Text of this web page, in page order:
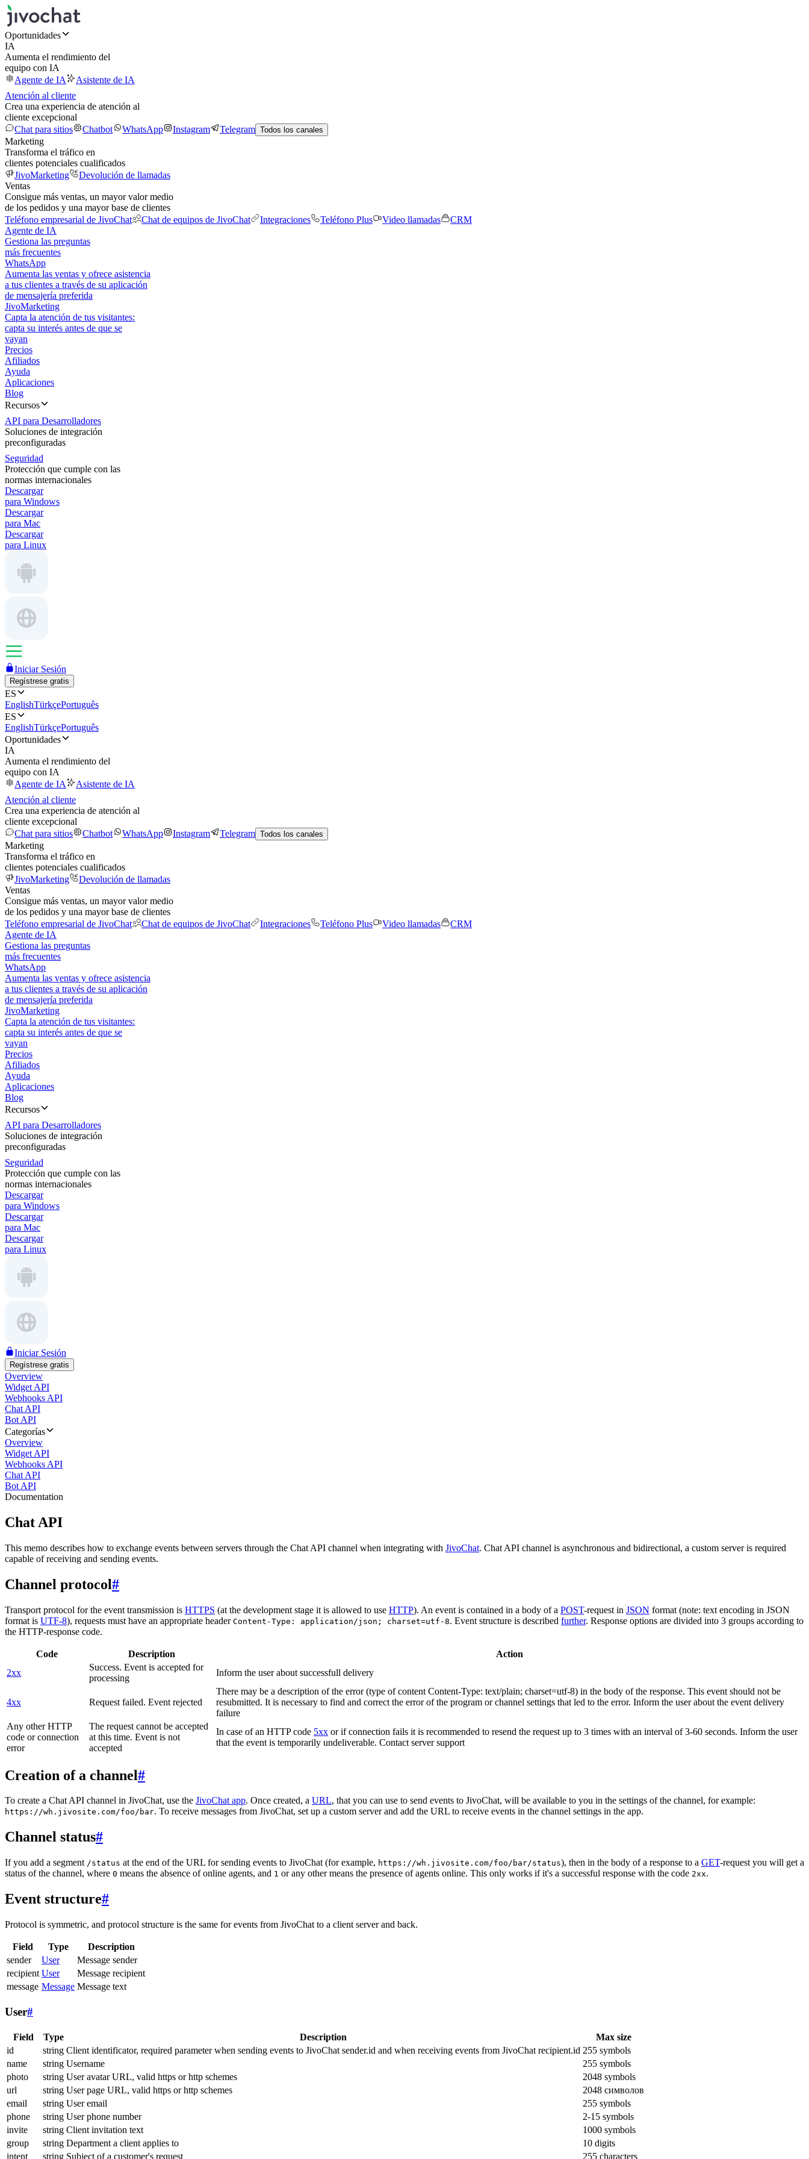
Oportunidades
IA
Aumenta el rendimiento del
equipo con IA
Agente de IA
Asistente de IA
Atención al cliente
Crea una experiencia de atención al
cliente excepcional
Chat para sitios
Chatbot WhatsApp Instagram Telegram Todos los canales
Marketing
Transforma el tráfico en
clientes potenciales cualificados
JivoMarketing
Devolución de llamadas
Ventas
Consigue más ventas, un mayor valor medio
de los pedidos y una mayor base de clientes
Teléfono empresarial de JivoChat
Chat de equipos de JivoChat Integraciones Teléfono Plus Video llamadas
CRM
Agente de IA
Gestiona las preguntas
más frecuentes
WhatsApp
Aumenta las ventas y ofrece asistencia
a tus clientes a través de su aplicación
de mensajería preferida
JivoMarketing
Capta la atención de tus visitantes:
capta su interés antes de que se
vayan
Precios
Afiliados
Ayuda
Aplicaciones
Blog
Recursos
API para Desarrolladores
Soluciones de integración
preconfiguradas
Seguridad
Protección que cumple con las
normas internacionales
Descargar
para Windows
Descargar
para Mac
Descargar
para Linux
Iniciar Sesión
Regístrese gratis
ES
EnglishTürkçePortuguês
ES
EnglishTürkçePortuguês
Oportunidades
IA
Aumenta el rendimiento del
equipo con IA
Agente de IA
Asistente de IA
Atención al cliente
Crea una experiencia de atención al
cliente excepcional
Chat para sitios
Chatbot WhatsApp Instagram Telegram Todos los canales
Marketing
Transforma el tráfico en
clientes potenciales cualificados
JivoMarketing
Devolución de llamadas
Ventas
Consigue más ventas, un mayor valor medio
de los pedidos y una mayor base de clientes
Teléfono empresarial de JivoChat
Chat de equipos de JivoChat Integraciones Teléfono Plus Video llamadas
CRM
Agente de IA
Gestiona las preguntas
más frecuentes
WhatsApp
Aumenta las ventas y ofrece asistencia
a tus clientes a través de su aplicación
de mensajería preferida
JivoMarketing
Capta la atención de tus visitantes:
capta su interés antes de que se
vayan
Precios
Afiliados
Ayuda
Aplicaciones
Blog
Recursos
API para Desarrolladores
Soluciones de integración
preconfiguradas
Seguridad
Protección que cumple con las
normas internacionales
Descargar
para Windows
Descargar
para Mac
Descargar
para Linux
Iniciar Sesión
Regístrese gratis
Overview
Widget API
Webhooks API
Chat API
Bot API
Categorías
Overview
Widget API
Webhooks API
Chat API
Bot API
Documentation
Chat API
This memo describes how to exchange events between servers through the Chat API channel when integrating with JivoChat. Chat API channel is asynchronous and bidirectional, a custom server is required
capable of receiving and sending events.
Channel protocol#
Transport protocol for the event transmission is HTTPS (at the development stage it is allowed to use HTTP). An event is contained in a body of a POST-request in JSON format (note: text encoding in JSON
format is UTF-8), requests must have an appropriate header Content-Type: application/json; charset=utf-8. Event structure is described further. Response options are divided into 3 groups according to
the HTTP-response code.
Code Description
Action
2xx
Success. Event is accepted for
processing
Inform the user about successfull delivery
4xx Request failed. Event rejected
There may be a description of the error (type of content Content-Type: text/plain; charset=utf-8) in the body of the response. This event should not be
resubmitted. It is necessary to find and correct the error of the program or channel settings that led to the error. Inform the user about the event delivery
failure
Any other HTTP
code or connection
error
The request cannot be accepted
at this time. Event is not
accepted
In case of an HTTP code 5xx or if connection fails it is recommended to resend the request up to 3 times with an interval of 3-60 seconds. Inform the user
that the event is temporarily undeliverable. Contact server support
Creation of a channel#
To create a Chat API channel in JivoChat, use the JivoChat app. Once created, a URL, that you can use to send events to JivoChat, will be available to you in the settings of the channel, for example:
https://wh.jivosite.com/foo/bar. To receive messages from JivoChat, set up a custom server and add the URL to receive events in the channel settings in the app.
Channel status#
If you add a segment /status at the end of the URL for sending events to JivoChat (for example, https://wh.jivosite.com/foo/bar/status), then in the body of a response to a GET-request you will get a
status of the channel, where 0 means the absence of online agents, and 1 or any other means the presence of agents online. This only works if it's a successful response with the code 2xx.
Event structure#
Protocol is symmetric, and protocol structure is the same for events from JivoChat to a client server and back.
Field Type
Description
sender
User
Message sender
recipient User
Message recipient
message Message Message text
User#
Field Type Description
Max size
id
string Client identificator, required parameter when sending events to JivoChat sender.id and when receiving events from JivoChat recipient.id 255 symbols
name
string Username
255 symbols
photo
string User avatar URL, valid https or http schemes
2048 symbols
url
string User page URL, valid https or http schemes
2048 символов
email
string User email
255 symbols
phone
string User phone number
2-15 symbols
invite
string Client invitation text
1000 symbols
group
string Department a client applies to
10 digits
intent
string Subject of a customer's request 255 characters